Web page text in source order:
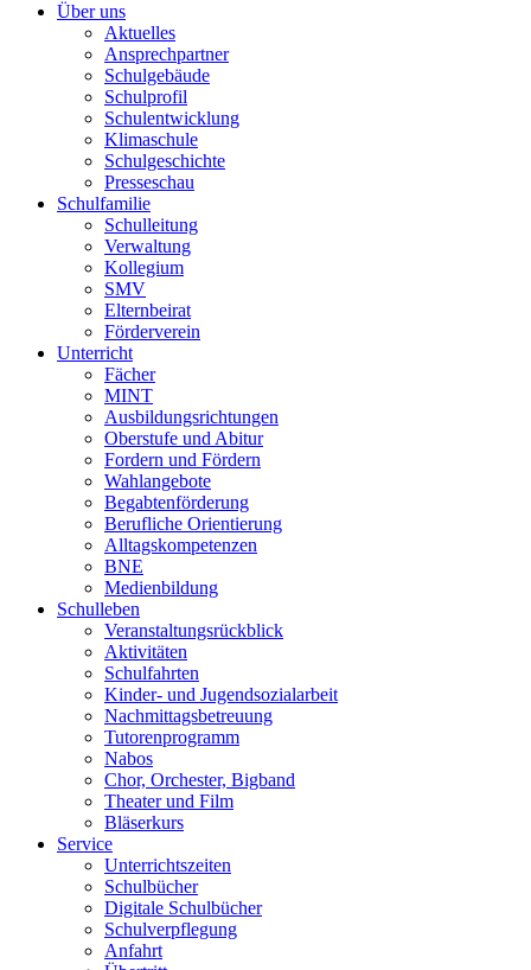
Über uns
Aktuelles
Ansprechpartner
Schulgebäude
Schulprofil
Schulentwicklung
Klimaschule
Schulgeschichte
Presseschau
Schulfamilie
Schulleitung
Verwaltung
Kollegium
SMV
Elternbeirat
Förderverein
Unterricht
Fächer
MINT
Ausbildungsrichtungen
Oberstufe und Abitur
Fordern und Fördern
Wahlangebote
Begabtenförderung
Berufliche Orientierung
Alltagskompetenzen
BNE
Medienbildung
Schulleben
Veranstaltungsrückblick
Aktivitäten
Schulfahrten
Kinder- und Jugendsozialarbeit
Nachmittagsbetreuung
Tutorenprogramm
Nabos
Chor, Orchester, Bigband
Theater und Film
Bläserkurs
Service
Unterrichtszeiten
Schulbücher
Digitale Schulbücher
Schulverpflegung
Anfahrt